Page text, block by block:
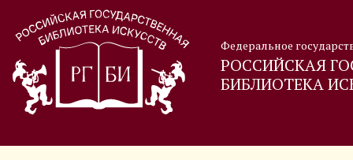
Федеральное
РОССИЙСКАЯ
БИБЛИОТЕКА